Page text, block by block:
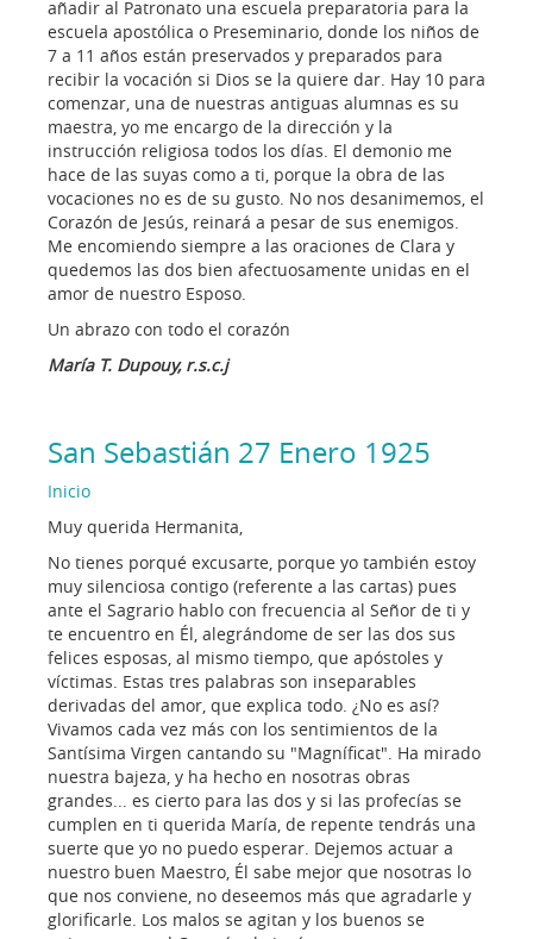
añadir al Patronato una escuela preparatoria para la
escuela apostólica o Preseminario, donde los niños de
7 a 11 años están preservados y preparados para
recibir la vocación si Dios se la quiere dar. Hay 10 para
comenzar, una de nuestras antiguas alumnas es su
maestra, yo me encargo de la dirección y la
instrucción religiosa todos los días. El demonio me
hace de las suyas como a ti, porque la obra de las
vocaciones no es de su gusto. No nos desanimemos, el
Corazón de Jesús, reinará a pesar de sus enemigos.
Me encomiendo siempre a las oraciones de Clara y
quedemos las dos bien afectuosamente unidas en el
amor de nuestro Esposo.
Un abrazo con todo el corazón
María T. Dupouy, r.s.c.j
San Sebastián 27 Enero 1925
Inicio
Muy querida Hermanita,
No tienes porqué excusarte, porque yo también estoy
muy silenciosa contigo (referente a las cartas) pues
ante el Sagrario hablo con frecuencia al Señor de ti y
te encuentro en Él, alegrándome de ser las dos sus
felices esposas, al mismo tiempo, que apóstoles y
víctimas. Estas tres palabras son inseparables
derivadas del amor, que explica todo. ¿No es así?
Vivamos cada vez más con los sentimientos de la
Santísima Virgen cantando su "Magníficat". Ha mirado
nuestra bajeza, y ha hecho en nosotras obras
grandes... es cierto para las dos y si las profecías se
cumplen en ti querida María, de repente tendrás una
suerte que yo no puedo esperar. Dejemos actuar a
nuestro buen Maestro, Él sabe mejor que nosotras lo
que nos conviene, no deseemos más que agradarle y
glorificarle. Los malos se agitan y los buenos se